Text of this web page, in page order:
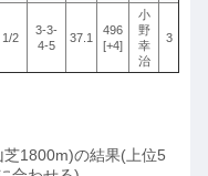
1/2
3-3-
4-5
37.1
496
[+4]
小
野
幸
治
3
1800m)の結果(上位5